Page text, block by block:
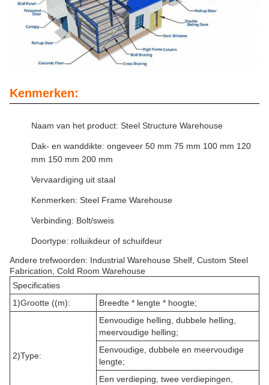
Kenmerken:
Naam van het product: Steel Structure Warehouse
Dak- en wanddikte: ongeveer 50 mm 75 mm 100 mm 120
mm 150 mm 200 mm
Vervaardiging uit staal
Kenmerken: Steel Frame Warehouse
Verbinding: Bolt/sweis
Doortype: rolluikdeur of schuifdeur
Andere trefwoorden: Industrial Warehouse Shelf, Custom Steel
Fabrication, Cold Room Warehouse
Specificaties
1)Grootte ((m):
Breedte * lengte * hoogte;
2)Type:
Eenvoudige helling, dubbele helling,
meervoudige helling;
Eenvoudige, dubbele en meervoudige
lengte;
Een verdieping, twee verdiepingen,